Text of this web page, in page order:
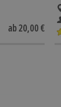
ab20,00 €